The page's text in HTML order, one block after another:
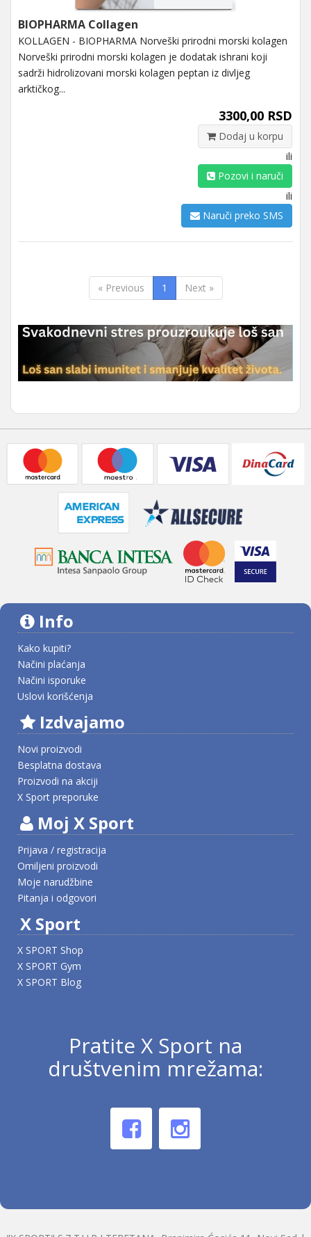
BIOPHARMA Collagen
KOLLAGEN - BIOPHARMA Norveški prirodni morski kolagen
Norveški prirodni morski kolagen je dodatak ishrani koji
sadrži hidrolizovani morski kolagen peptan iz divljeg
arktičkog...
3300,00 RSD
Dodaj u korpu
ili
Pozovi i naruči
ili
Naruči preko SMS
« Previous 1 Next »
Info
Kako kupiti?
Načini plaćanja
Načini isporuke
Uslovi korišćenja
Izdvajamo
Novi proizvodi
Besplatna dostava
Proizvodi na akciji
X Sport preporuke
Moj X Sport
Prijava / registracija
Omiljeni proizvodi
Moje narudžbine
Pitanja i odgovori
X Sport
X SPORT Shop
X SPORT Gym
X SPORT Blog
Pratite X Sport na
društvenim mrežama: